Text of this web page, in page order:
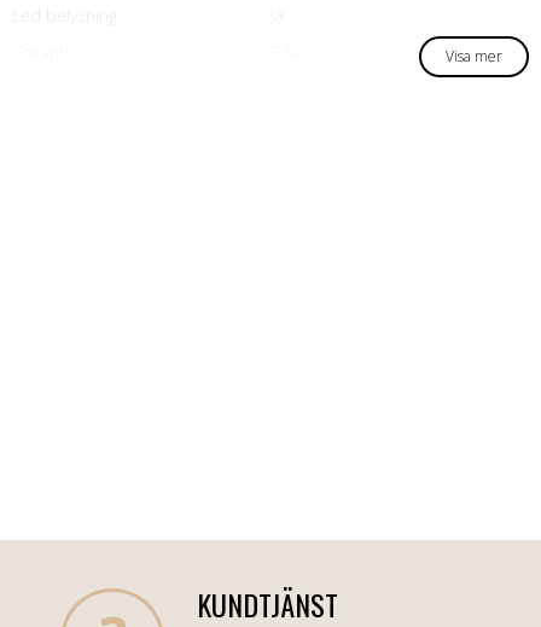
Led belysning
Visa mer
KUNDTJÄNST